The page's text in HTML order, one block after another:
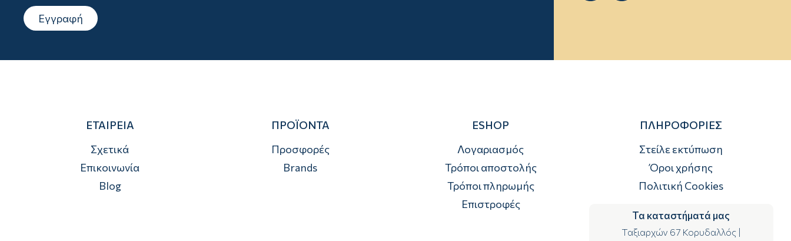
Εγγραφή
ΕΤΑΙΡΕΙΑ
Σχετικά
Επικοινωνία
Blog
ΠΡΟΪΟΝΤΑ
Προσφορές
Brands
ESHOP
Λογαριασμός
Τρόποι αποστολής
Τρόποι πληρωμής
Επιστροφές
ΠΛΗΡΟΦΟΡΙΕΣ
Στείλε εκτύπωση
Όροι χρήσης
Πολιτική Cookies
Τα καταστήματά μας
Ταξιαρχών 67 Κορυδαλλός|